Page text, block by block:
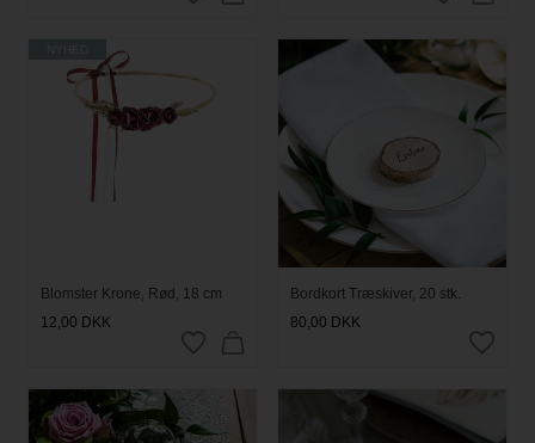
Blomster Krone, Rød, 18 cm
12,00 DKK
Bordkort Træskiver, 20 stk.
80,00 DKK